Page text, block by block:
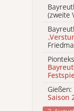
(zweite
„
Saison